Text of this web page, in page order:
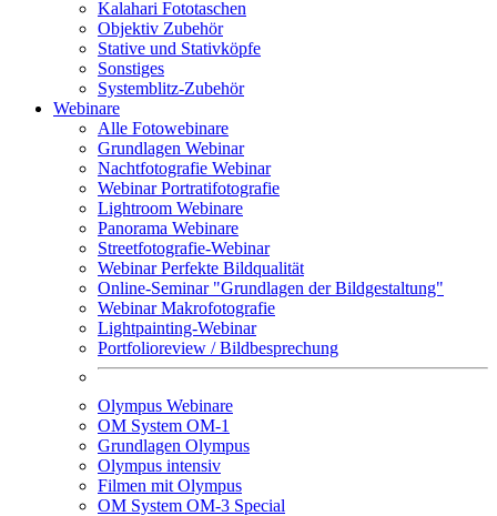
Kalahari Fototaschen
Objektiv Zubehör
Stative und Stativköpfe
Sonstiges
Systemblitz-Zubehör
Webinare
Alle Fotowebinare
Grundlagen Webinar
Nachtfotografie Webinar
Webinar Portratifotografie
Lightroom Webinare
Panorama Webinare
Streetfotografie-Webinar
Webinar Perfekte Bildqualität
Online-Seminar "Grundlagen der Bildgestaltung"
Webinar Makrofotografie
Lightpainting-Webinar
Portfolioreview / Bildbesprechung
Olympus Webinare
OM System OM-1
Grundlagen Olympus
Olympus intensiv
Filmen mit Olympus
OM System OM-3 Special